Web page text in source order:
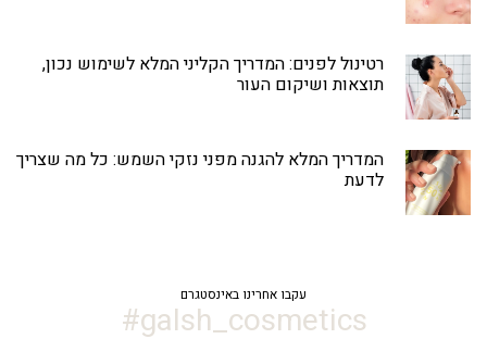
רטינול לפנים: המדריך הקליני המלא לשימוש נכון,
תוצאות ושיקום העור
המדריך המלא להגנה מפני נזקי השמש: כל מה שצריך
לדעת
עקבו אחרינו באינסטגרם
galsh_cosmetics#